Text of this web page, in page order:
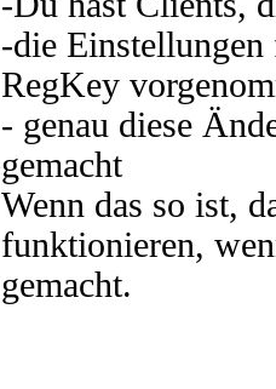
-die
RegKey
- genau diese
gemacht
Wenn das so ist,
funktionieren,
gemacht.